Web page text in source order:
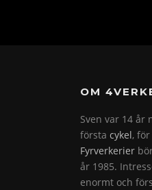
OM
Sven var 14 år
första cykel,
Fyrverkerier
år 1985.
enormt och